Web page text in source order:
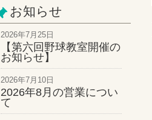
お知らせ
2026年7月25日
【第六回野球教室開催の
お知らせ】
2026年7月10日
2026年8月の営業につい
て